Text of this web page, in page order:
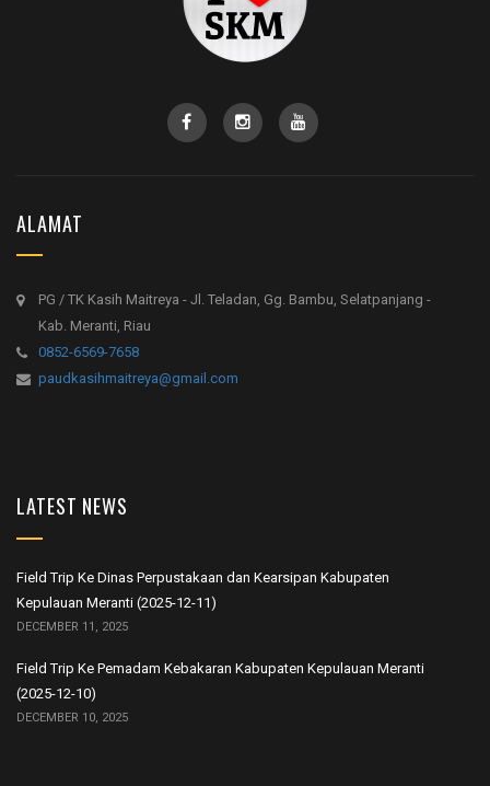
ALAMAT
PG / TK Kasih Maitreya - Jl. Teladan, Gg. Bambu, Selatpanjang -
Kab. Meranti, Riau
0852-6569-7658
paudkasihmaitreya@gmail.com
LATEST NEWS
Field Trip Ke Dinas Perpustakaan dan Kearsipan Kabupaten
Kepulauan Meranti (2025-12-11)
DECEMBER 11, 2025
Field Trip Ke Pemadam Kebakaran Kabupaten Kepulauan Meranti
(2025-12-10)
DECEMBER 10, 2025